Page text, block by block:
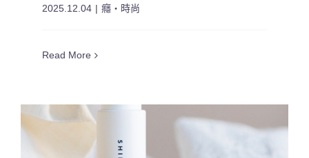
2025.12.04 | 癮・時尚
Read More